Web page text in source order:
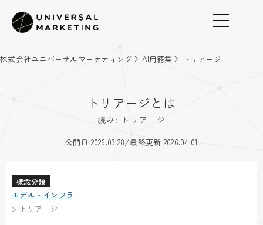
株式会社ユニバーサルマーケティング AI用語集 トリアージ
トリアージとは
読み: トリアージ
公開日 2026.03.28/最終更新 2026.04.01
概念分類
モデル・インフラ
> トリアージ